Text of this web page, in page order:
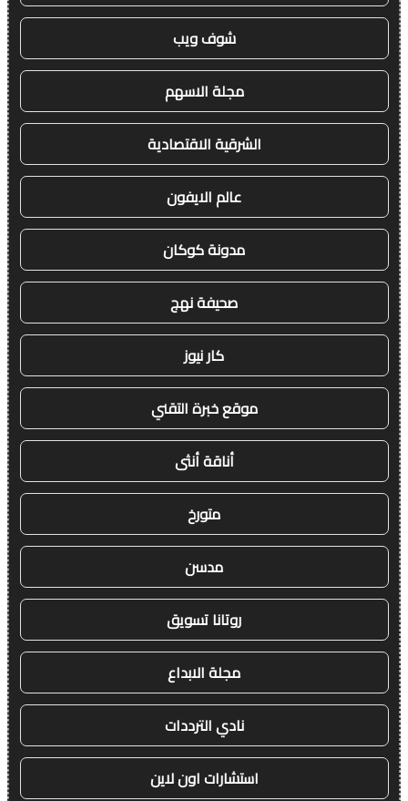
شوف ويب
مجلة الاسهم
الشرقية الاقتصادية
عالم الايفون
مدونة كوكان
صحيفة نهج
كار نيوز
موقع خبرة التقني
أناقة أنثى
متورخ
مدسن
روتانا تسويق
مجلة الابداع
نادي الترددات
استشارات اون لاين